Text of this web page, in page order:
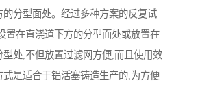
的分型面处。经过多种方案的反复试
置在直浇道下方的分型面处或放置在
型处,不但放置过滤网方便,而且使用效
式是适合于铝活塞铸造生产的,为方便